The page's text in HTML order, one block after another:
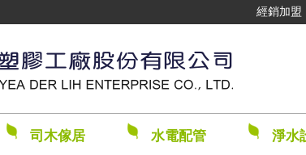
經銷加盟
司木傢居 水電配管 淨水